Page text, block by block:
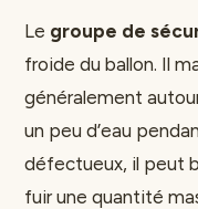
Le groupe de
froide du ballon. Il
généralement
un peu d’eau
défectueux, il peut
fuir une quantité